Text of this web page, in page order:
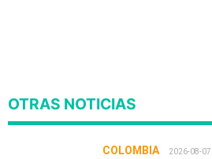
OTRAS NOTICIAS
COLOMBIA 2026-08-07